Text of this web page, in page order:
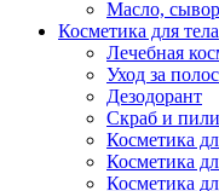
Масло,
Косметика для тела
Лечебная
Уход за
Дезодорант
Скраб и
Косметика
Косметика
Косметика